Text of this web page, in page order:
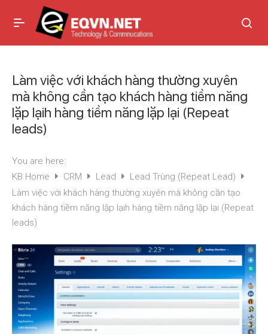
Làm việc với khách hàng thường xuyên
mà không cần tạo khách hàng tiềm năng
lặp lạih hàng tiềm năng lặp lại (Repeat
leads)
You are here:
KB Home
CRM Lead
Lead Trùng (Repeat Lead)
Làm việc với khách hàng thường xuyên mà không cần tạo
khách hàng tiềm năng lặp lạih hàng tiềm năng lặp lại (Repeat
leads)